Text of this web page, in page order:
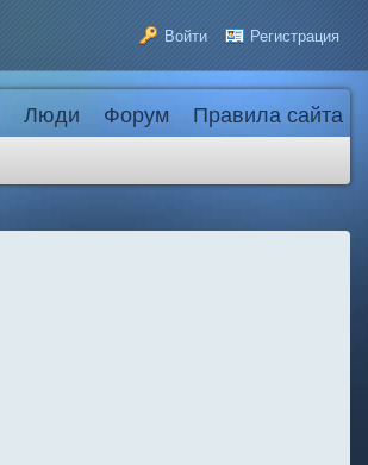
Войти Регистрация
Люди Форум
Правила сайта